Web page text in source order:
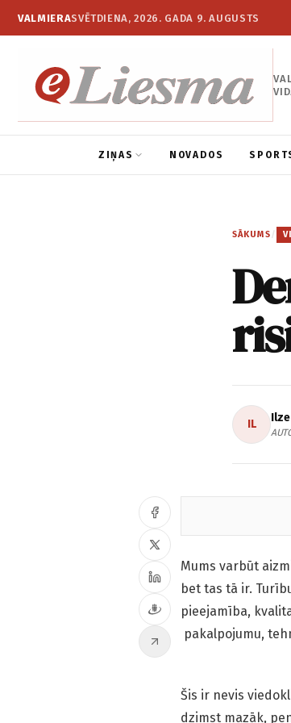
VALMIERASVĒTDIENA, 2026. GADA 9. AUGUSTS
ZIŅAS NOVADOS
SĀKUMS /
IL
Mums varbūt
bet tas tā ir.
pieejamība,
pakalpojumu,
Šis ir nevis
dzimst mazāk,